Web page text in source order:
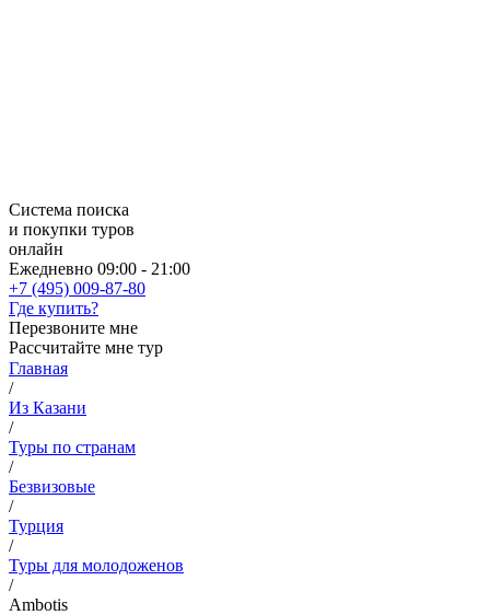
Система поиска
и покупки туров
онлайн
Ежедневно 09:00 - 21:00
+7 (495) 009-87-80
Где купить?
Перезвоните мне
Рассчитайте мне тур
Главная
/
Из Казани
/
Туры по странам
/
Безвизовые
/
Турция
/
Туры для молодоженов
/
Ambotis